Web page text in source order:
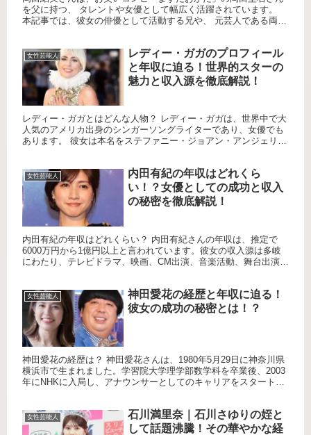
を父に持つ、 タレントや女優として幅広く活躍されています。
本記事では、彼女の俳優として活動する兄や、 元芸人である両親
女性芸能人
レディー・ガガのプロフィール
と年収に迫る！世界的スターの
魅力と収入源を徹底解説！
レディー・ガガとはどんな人物？ レディー・ガガは、世界中で大
人気のアメリカ出身のシンガーソングライターであり、女優でも
あります。 彼女は本名をステファニー・ジョアン・アンジェリー
女性芸能人
内田有紀の年収はどれくら
い！？女優としての成功と収入
の秘密を徹底解説！
内田有紀の年収はどれくらい？ 内田有紀さんの年収は、推定で
6000万円から1億円以上と言われています。彼女の収入源は多岐
にわたり、テレビドラマ、映画、CM出演、音楽活動、舞台出演、
女性芸能人
神田愛花の経歴と年収に迫る！
彼女の成功の秘密とは！？
神田愛花の経歴は？ 神田愛花さんは、1980年5月29日に神奈川県
横浜市で生まれました。学習院大学理学部数学科を卒業後、2003
年にNHKに入局し、アナウンサーとしてのキャリアをスタートさ
女性芸能人
石川満里奈｜石川さゆりの姪と
して話題沸騰！その華やかな経